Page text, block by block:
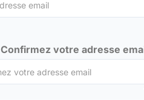
Confirmez votre adresse